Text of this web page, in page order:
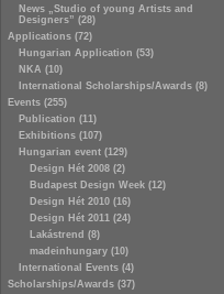
News „Studio of young Artists and
Designers” (28)
Applications (72)
Hungarian Application (53)
NKA (10)
International Scholarships/Awards (8)
Events (255)
Publication (11)
Exhibitions (107)
Hungarian event (129)
Design Hét 2008 (2)
Budapest Design Week (12)
Design Hét 2010 (16)
Design Hét 2011 (24)
Lakástrend (8)
madeinhungary (10)
International Events (4)
Scholarships/Awards (37)